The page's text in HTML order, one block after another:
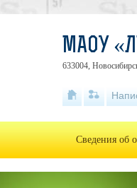
МАОУ
633004,
Сведения об